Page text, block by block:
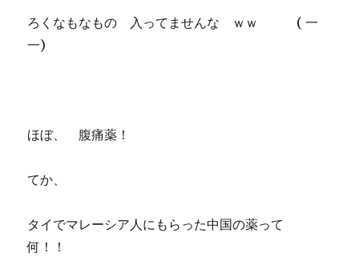
ろくなもなもの 入ってませんな ｗｗ ( 一
一)
ほぼ、 腹痛薬！
てか、
タイでマレーシア人にもらった中国の薬って
何！！